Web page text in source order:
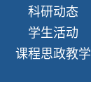
科研动态
学生活动
课程思政教学